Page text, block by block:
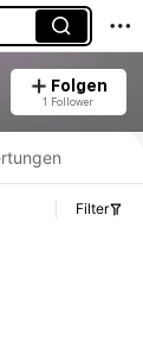
Folgen
1 Follower
Filter